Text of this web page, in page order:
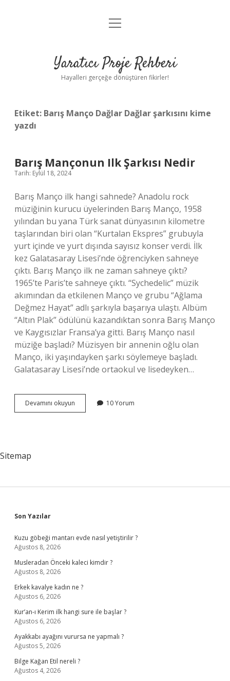
Anasayfa
Yasal Uyarı
menüyü
Yaratıcı Proje Rehberi
Hayalleri gerçeğe dönüştüren fikirler!
Etiket: Barış Manço Dağlar Dağlar şarkısını kime
yazdı
Barış Mançonun Ilk Şarkısı Nedir
Tarih: Eylül 18, 2024
Barış Manço ilk hangi sahnede? Anadolu rock
müziğinin kurucu üyelerinden Barış Manço, 1958
yılından bu yana Türk sanat dünyasının kilometre
taşlarından biri olan “Kurtalan Ekspres” grubuyla
yurt içinde ve yurt dışında sayısız konser verdi. İlk
kez Galatasaray Lisesi’nde öğrenciyken sahneye
çıktı. Barış Manço ilk ne zaman sahneye çıktı?
1965’te Paris’te sahneye çıktı. “Sychedelic” müzik
akımından da etkilenen Manço ve grubu “Ağlama
Değmez Hayat” adlı şarkıyla başarıya ulaştı. Albüm
“Altın Plak” ödülünü kazandıktan sonra Barış Manço
ve Kaygısızlar Fransa’ya gitti. Barış Manço nasıl
müziğe başladı? Müzisyen bir annenin oğlu olan
Manço, iki yaşındayken şarkı söylemeye başladı.
Galatasaray Lisesi’nde ortaokul ve lisedeyken…
Devamını okuyun
Mançonun
10 Yorum
Sitemap
Sidebar
Son Yazılar
Kuzu göbeği mantarı evde nasıl yetiştirilir ?
Ağustos 8, 2026
Musleradan Önceki kaleci kimdir ?
Ağustos 8, 2026
Erkek kavalye kadın ne ?
Ağustos 6, 2026
Kur’an-ı Kerim ilk hangi sure ile başlar ?
Ağustos 6, 2026
Ayakkabı ayağını vurursa ne yapmalı ?
Ağustos 5, 2026
Bilge Kağan Etil nereli ?
Ağustos 4, 2026